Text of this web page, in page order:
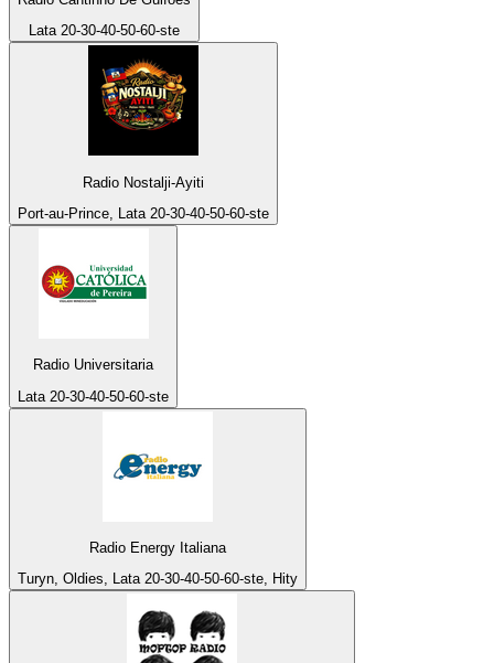
Lata 20-30-40-50-60-ste
Radio Nostalji-Ayiti
Port-au-Prince, Lata 20-30-40-50-60-ste
Radio Universitaria
Lata 20-30-40-50-60-ste
Radio Energy Italiana
Turyn, Oldies, Lata 20-30-40-50-60-ste, Hity